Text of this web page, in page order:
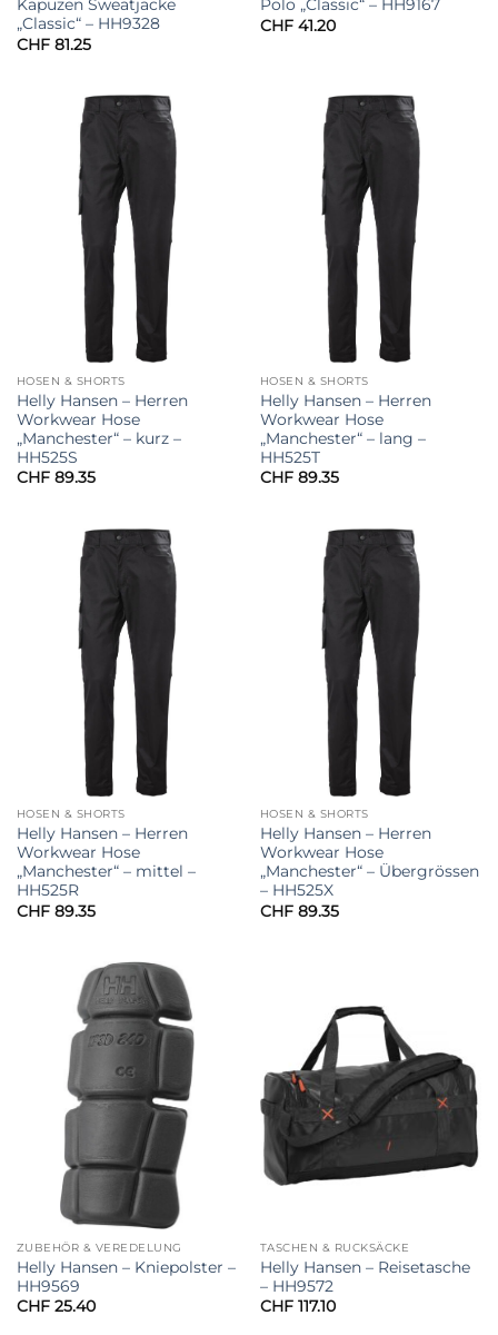
Kapuzen Sweatjacke
„Classic“ – HH9328
CHF81.25
Polo „Classic“ – HH9167
CHF41.20
HOSEN & SHORTS
Helly Hansen – Herren
Workwear Hose
„Manchester“ – kurz –
HH525S
CHF89.35
HOSEN & SHORTS
Helly Hansen – Herren
Workwear Hose
„Manchester“ – lang –
HH525T
CHF89.35
HOSEN & SHORTS
Helly Hansen – Herren
Workwear Hose
„Manchester“ – mittel –
HH525R
CHF89.35
HOSEN & SHORTS
Helly Hansen – Herren
Workwear Hose
„Manchester“ – Übergrössen
– HH525X
CHF89.35
ZUBEHÖR & VEREDELUNG
Helly Hansen – Kniepolster –
HH9569
CHF25.40
TASCHEN & RUCKSÄCKE
Helly Hansen – Reisetasche
– HH9572
CHF117.10